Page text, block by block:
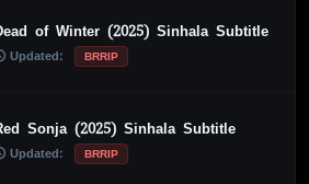
of Winter (2025) Sinhala Subtitle
Updated: BRRIP
Sonja (2025) Sinhala Subtitle
Updated: BRRIP